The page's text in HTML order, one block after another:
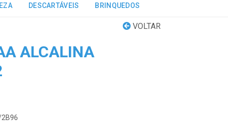
DESCARTÁVEIS BRINQUEDOS
VOLTAR
ALCALINA
2B96